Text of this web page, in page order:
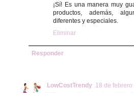
¡Sí! Es una manera muy
productos, además,
diferentes y especiales.
Eliminar
Responder
LowCostTrendy 18 de